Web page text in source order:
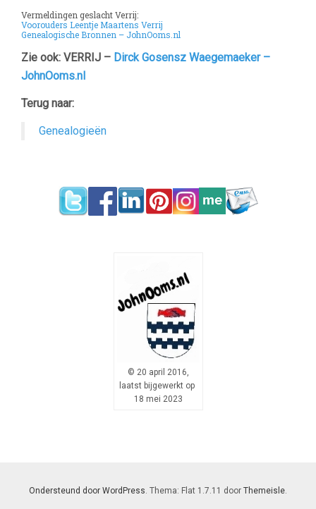
Vermeldingen geslacht Verrij:
Voorouders Leentje Maartens Verrij
Genealogische Bronnen – JohnOoms.nl
Zie ook: VERRIJ – Dirck Gosensz Waegemaeker –
JohnOoms.nl
Terug naar:
Genealogieën
© 20 april 2016,
laatst bijgewerkt op
18 mei 2023
Ondersteund door WordPress. Thema: Flat 1.7.11 door Themeisle.